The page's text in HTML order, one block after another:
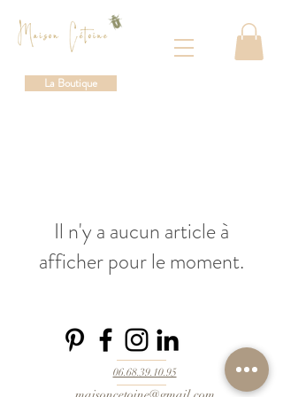
La Boutique
Il n'y a aucun article à
afficher pour le moment.
06.68.39.10.95